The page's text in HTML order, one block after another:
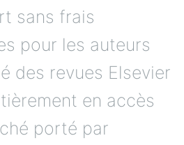
sans frais
pour les auteurs
des revues Elsevier
en accès
porté par